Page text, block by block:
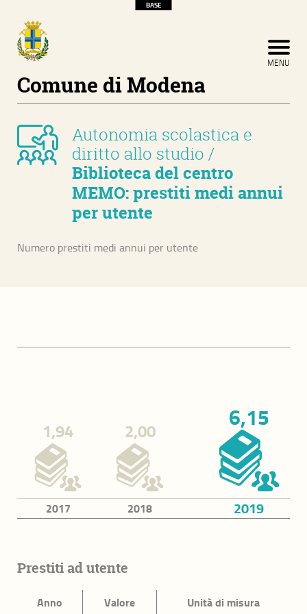
Comune di Modena
BASE
MENU
Autonomia scolastica e
diritto allo studio /
Biblioteca del centro
MEMO: prestiti medi annui
per utente
Numero prestiti medi annui per utente
1,94
2017
2,00
2018
6,15
2019
Prestiti ad utente
Anno Valore Unità di misura
Home
Sviluppo economico e territoriale
Competitività ed internazionalizzazione
Riqualificazione e innovazione urbana
Sviluppo Infrastrutturale
Sicurezza stradale
Istruzione e cultura
Nidi d'infanzia
Scuole dell'infanzia
Autonomia scolastica e diritto allo studio
Sostegno alla fragilità e ai diritti
CERCA